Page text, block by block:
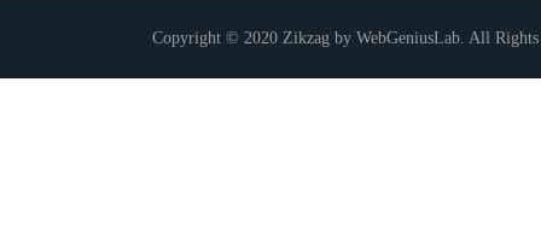
Copyright © 2020 Zikzag by WebGeniusLab. All Rights